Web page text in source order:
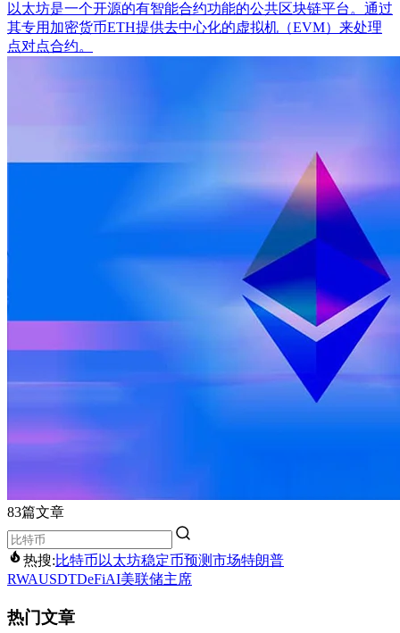
以太坊是一个开源的有智能合约功能的公共区块链平台。通过
其专用加密货币ETH提供去中心化的虚拟机（EVM）来处理
点对点合约。
83篇文章
热搜:比特币 以太坊稳定币预测市场特朗普
RWAUSDTDeFiAI美联储主席
热门文章